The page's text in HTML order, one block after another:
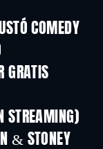
COMEDY
GRATIS
STREAMING)
& STONEY